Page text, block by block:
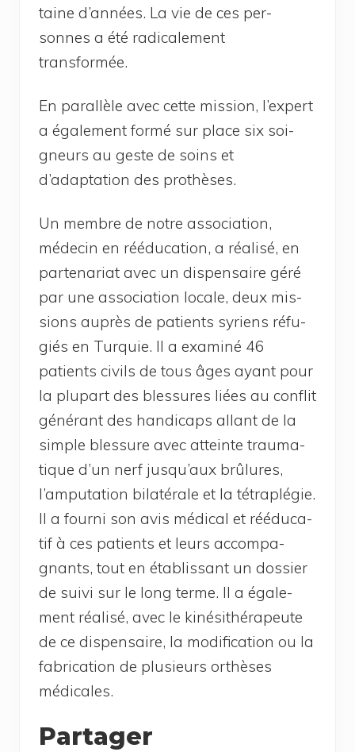
taine d’an­nées. La vie de ces per­
sonnes a été radi­ca­le­ment
transformée.
En paral­lèle avec cette mis­sion, l’expert
a éga­le­ment for­mé sur place six soi­
gneurs au geste de soins et
d’adaptation des prothèses.
Un membre de notre asso­cia­tion,
méde­cin en réédu­ca­tion, a réa­li­sé, en
par­te­na­riat avec un dis­pen­saire géré
par une asso­cia­tion locale, deux mis­
sions auprès de patients syriens réfu­
giés en Tur­quie. Il a exa­mi­né 46
patients civils de tous âges ayant pour
la plu­part des bles­sures liées au conflit
géné­rant des han­di­caps allant de la
simple bles­sure avec atteinte trau­ma­
tique d’un nerf jus­qu’aux brû­lures,
l’am­pu­ta­tion bila­té­rale et la tétra­plé­gie.
Il a four­ni son avis médi­cal et réédu­ca­
tif à ces patients et leurs accom­pa­
gnants, tout en éta­blis­sant un dos­sier
de sui­vi sur le long terme. Il a éga­le­
ment réa­li­sé, avec le kiné­si­thé­ra­peute
de ce dis­pen­saire, la modi­fi­ca­tion ou la
fabri­ca­tion de plu­sieurs orthèses
médicales.
Partager